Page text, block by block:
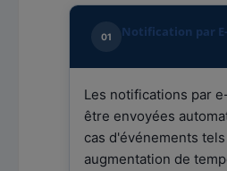
01 Notification par
Les notifications par
être envoyées
cas d'événements
augmentation de